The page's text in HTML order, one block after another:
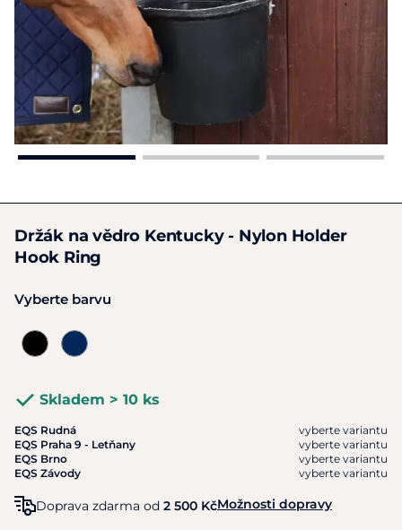
Držák na vědro Kentucky - Nylon Holder
Hook Ring
Vyberte barvu
Skladem > 10 ks
EQS Rudná
vyberte variantu
EQS Praha 9 - Letňany
vyberte variantu
EQS Brno
vyberte variantu
EQS Závody
vyberte variantu
Doprava zdarma od 2 500 KčMožnosti dopravy